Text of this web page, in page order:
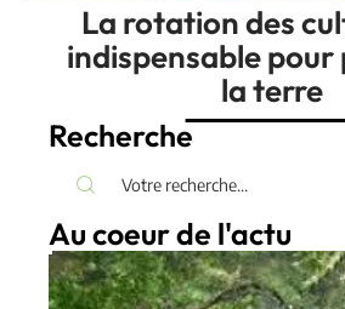
La rotation des
indispensable
la terre
Recherche
Au coeur de l'actu